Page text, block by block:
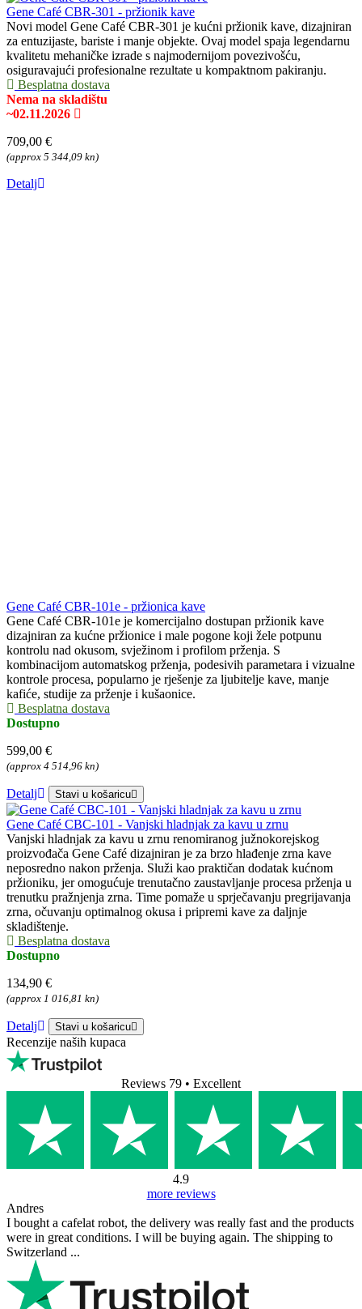
Gene Café CBR-301 - pržionik kave
Novi model Gene Café CBR-301 je kućni pržionik kave, dizajniran
za entuzijaste, bariste i manje objekte. Ovaj model spaja legendarnu
kvalitetu mehaničke izrade s najmodernijom povezivošću,
osiguravajući profesionalne rezultate u kompaktnom pakiranju.
Besplatna dostava
Nema na skladištu
~02.11.2026
709,00 €
(approx 5 344,09 kn)
Detalj
Gene Café CBR-101e - pržionica kave
Gene Café CBR-101e je komercijalno dostupan pržionik kave
dizajniran za kućne pržionice i male pogone koji žele potpunu
kontrolu nad okusom, svježinom i profilom prženja. S
kombinacijom automatskog prženja, podesivih parametara i vizualne
kontrole procesa, popularno je rješenje za ljubitelje kave, manje
kafiće, studije za prženje i kušaonice.
Besplatna dostava
Dostupno
599,00 €
(approx 4 514,96 kn)
Detalj Stavi u košaricu
Gene Café CBC-101 - Vanjski hladnjak za kavu u zrnu
Vanjski hladnjak za kavu u zrnu renomiranog južnokorejskog
proizvođača Gene Café dizajniran je za brzo hlađenje zrna kave
neposredno nakon prženja. Služi kao praktičan dodatak kućnom
pržioniku, jer omogućuje trenutačno zaustavljanje procesa prženja u
trenutku pražnjenja zrna. Time pomaže u sprječavanju pregrijavanja
zrna, očuvanju optimalnog okusa i pripremi kave za daljnje
skladištenje.
Besplatna dostava
Dostupno
134,90 €
(approx 1 016,81 kn)
Detalj Stavi u košaricu
Recenzije naših kupaca
Reviews 79 • Excellent
4.9
more reviews
Andres
I bought a cafelat robot, the delivery was really fast and the products
were in great conditions. I will be buying again. The shipping to
Switzerland ...